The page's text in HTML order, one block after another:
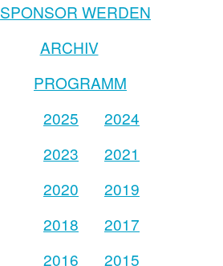
SPONSOR WERDEN
ARCHIV
PROGRAMM
2025
2024
2023
2021
2020
2019
2018
2017
2016
2015